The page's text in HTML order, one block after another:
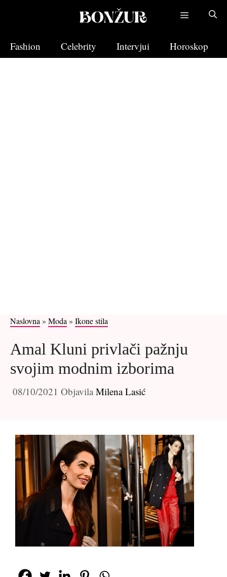
Fashion
Celebrity Intervjui Horoskop
Naslovna » Moda » Ikone stila
Amal Kluni privlači pažnju
svojim modnim izborima
08/10/2021 Objavila Milena Lasić